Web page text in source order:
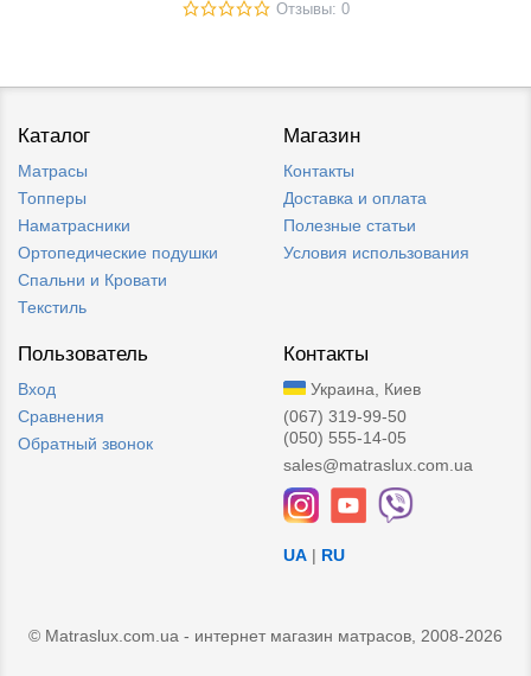
Отзывы: 0
Каталог
Матрасы
Топперы
Наматрасники
Ортопедические подушки
Спальни и Кровати
Текстиль
Магазин
Контакты
Доставка и оплата
Полезные статьи
Условия использования
Пользователь
Вход
Сравнения
Обратный звонок
Контакты
Украина, Киев
(067) 319-99-50
(050) 555-14-05
sales@matraslux.com.ua
UA | RU
© Matraslux.com.ua - интернет магазин матрасов, 2008-2026